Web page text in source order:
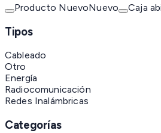
Producto NuevoNuevo Caja
Tipos
Cableado
Otro
Energía
Radiocomunicación
Redes Inalámbricas
Categorías